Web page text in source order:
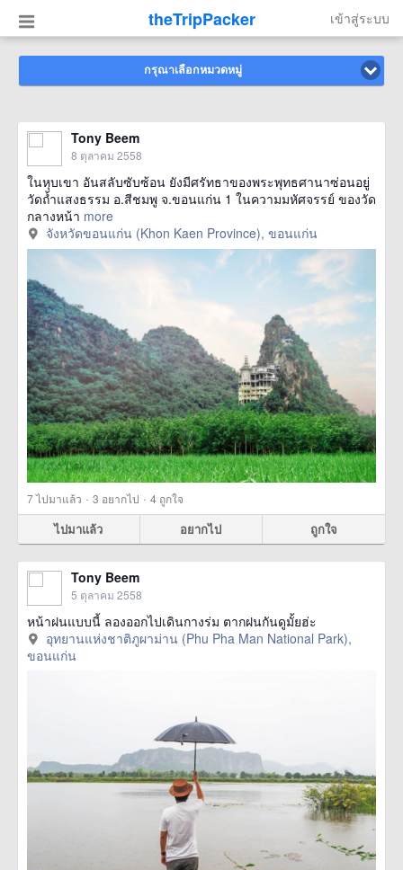
theTripPacker เข้าสู่ระบบ
กรุณาเลือกหมวดหมู่
Tony Beem
8 ตุลาคม 2558
ในหุบเขา อันสลับซับซ้อน ยังมีศรัทธาของพระพุทธศานาซ่อนอยู่
วัดถ้ำแสงธรรม อ.สีชมพู จ.ขอนแก่น 1 ในความมหัศจรรย์ ของวัด
กลางหน้า more
จังหวัดขอนแก่น (Khon Kaen Province), ขอนแก่น
7ไปมาแล้ว · 3 อยากไป · 4 ถูกใจ
ไปมาแล้ว อยากไป ถูกใจ
Tony Beem
5 ตุลาคม 2558
หน้าฝนแบบนี้ ลองออกไปเดินกางร่ม ตากฝนกันดูมั้ยฮ่ะ
อุทยานแห่งชาติภูผาม่าน (Phu Pha Man National Park),
ขอนแก่น